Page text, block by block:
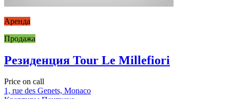
Аренда
Продажа
Резиденция Tour Le Millefiori
Price on call
1, rue des Genets, Monaco